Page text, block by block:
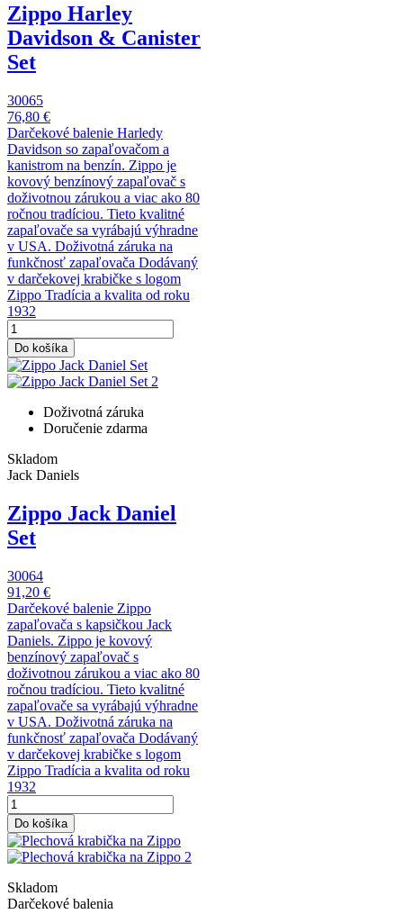
Zippo Harley
Davidson & Canister
Set
30065
76,80 €
Darčekové balenie Harledy
Davidson so zapaľovačom a
kanistrom na benzín. Zippo je
kovový benzínový zapaľovač s
doživotnou zárukou a viac ako 80
ročnou tradíciou. Tieto kvalitné
zapaľovače sa vyrábajú výhradne
v USA. Doživotná záruka na
funkčnosť zapaľovača Dodávaný
v darčekovej krabičke s logom
Zippo Tradícia a kvalita od roku
1932
Do košíka
Doživotná záruka
Doručenie zdarma
Skladom
Jack Daniels
Zippo Jack Daniel
Set
30064
91,20 €
Darčekové balenie Zippo
zapaľovača s kapsičkou Jack
Daniels. Zippo je kovový
benzínový zapaľovač s
doživotnou zárukou a viac ako 80
ročnou tradíciou. Tieto kvalitné
zapaľovače sa vyrábajú výhradne
v USA. Doživotná záruka na
funkčnosť zapaľovača Dodávaný
v darčekovej krabičke s logom
Zippo Tradícia a kvalita od roku
1932
Do košíka
Skladom
Darčekové balenia